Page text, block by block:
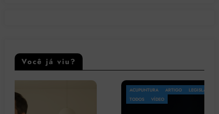
Você já viu?
PATOLOGIA
PSICOLOGIA
TODOS